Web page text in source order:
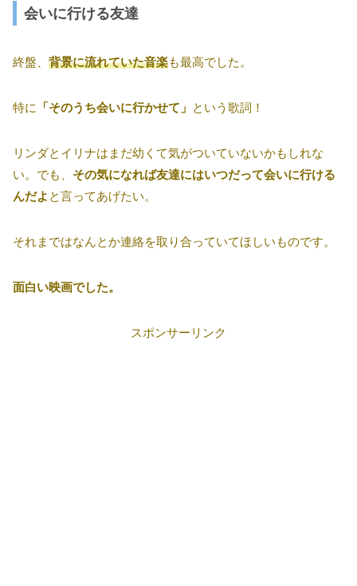
会いに行ける友達
終盤、 背景に流れていた音楽も最高でした。
特に 「そのうち会いに行かせて」 という歌詞！
リンダとイリナはまだ幼くて気がついていないかもしれな
い。でも、 その気になれば友達にはいつだって会いに行ける
んだよ と言ってあげたい。
それまではなんとか連絡を取り合っていてほしいものです。
面白い映画でした。
スポンサーリンク